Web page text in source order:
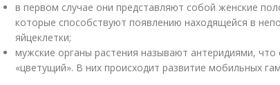
в первом случае они представляют собой женские
которые способствуют появлению находящейся в
яйцеклетки;
мужские органы растения называют антеридиями, что
«цветущий». В них происходит развитие мобильных